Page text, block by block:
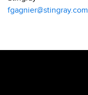
fgagnier@stingray.com